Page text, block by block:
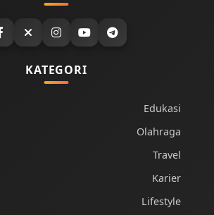
KATEGORI
Edukasi
Olahraga
Travel
Karier
Lifestyle